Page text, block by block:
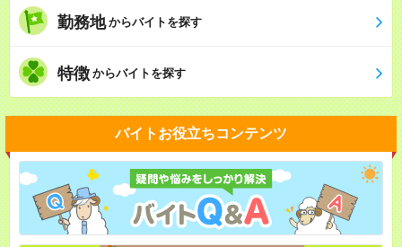
勤務地 からバイトを探す
特徴 からバイトを探す
バイトお役立ちコンテンツ